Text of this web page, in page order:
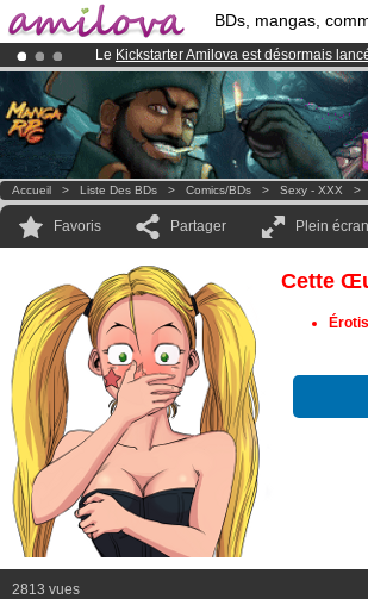
BDs, mangas,
Le Kickstarter Amilova est désormais
Abonnement premium: à partir de3.95
Déjà 100000membreset 1000BDs &
Accueil > Liste Des BDs > Comics/BDs > Sexy - XXX >
Favoris Partager Plein écran
Cette
2813 vues